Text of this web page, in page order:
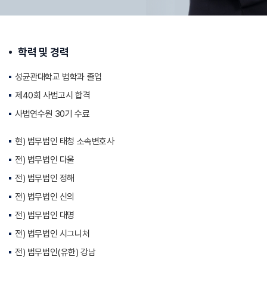
학력 및 경력
성균관대학교 법학과 졸업
제40회 사법고시 합격
사법연수원 30기 수료
현) 법무법인 태청 소속변호사
전) 법무법인 다울
전) 법무법인 정해
전) 법무법인 신의
전) 법무법인 대명
전) 법무법인 시그니처
전) 법무법인(유한) 강남